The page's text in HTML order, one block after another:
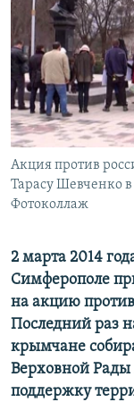
ELIFBE
УКРАИНСКАЯ
Все сайты
Акция против
Тарасу Шевченко
Фотоколлаж
2 марта 2014
Симферополе
на акцию
Последний раз
крымчане
Верховной
поддержку